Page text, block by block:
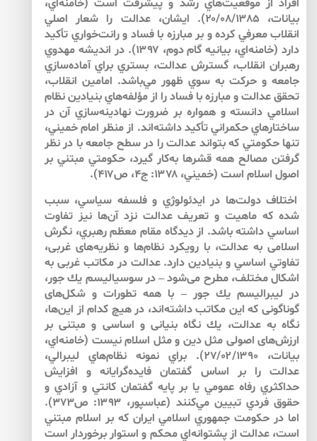
افراد از موقعيت‌هاي رشد و پيشرفت است (خامنه‌اي،
بيانات، ۲۰/۰۸/۱۳۸۵). ايشان، عدالت را شعار اصلي
انقلاب معرفي كرده و بر مبارزه با فساد و رانت‌خواري تأكيد
دارد (خامنه‌اي، بيانيه گام دوم، ۱۳۹۷). در انديشه مهدوي
رهبران انقلاب، گسترش عدالت، بستري براي آماده‌سازي
جامعه و حركت به سوي ظهور مي‌باشد. امامين انقلاب،
تحقق عدالت و مبارزه با فساد را از مؤلفه‌هاي بنيادين نظام
اسلامي دانسته و همواره بر ضرورت نهادينه‌سازي آن در
ساختارهاي حكمراني تأكيد داشته‌اند. از منظر امام خميني،
تنها حكومتي كه بتواند عدالت را در سطح جامعه با در نظر
گرفتن مصالح همه قشرها به‌كار گيرد، حكومتي مبتني بر
اصول اسلام است (خميني، ۱۳۷۸: ج۴، ص۴۱۷).
اختلاف دولت‌ها در ايدئولوژي و فلسفه سياسي، سبب
شده كه ماهيت و تعريف عدالت نزد آن‌ها نيز تفاوت
اساسي داشته باشد. از ديدگاه مقام معظم رهبري، نگرش
اسلامى به عدالت، با رويكرد نظام‌ها و نظريه‌هاى غربى،
تفاوتي اساسي و بنيادين دارد. عدالت در مكاتب غربى به
اشكال مختلف، مطرح مى‌شود – در سوسياليسم يك جور،
در ليبراليسم يك جور – با همه‌ تطورات و شكل‌هاى
گوناگونى كه اين مكاتب داشته‌اند، در هيچ‌ كدام از اين‌ها،
نگاه به عدالت، يك نگاه بنيانى و اساسى و مبتنى بر
ارزش‌هاى اصولى مثل دين و مثل اسلام نيست (خامنه‌اي،
بيانات، ۲۷/۰۲/۱۳۹۰). براي نمونه نظام‌هاي ليبرالي،
عدالت را بر اساس گفتمان فايده‌گرايانه و افزايش
حداكثري رفاه عمومي يا بر پايه گفتمان كانتي و آزادي و
حقوق فردي تبيين مي‌كنند (عباسپور، ۱۳۹۳: ص۳۷۳).
اما در حكومت جمهوري اسلامي ايران كه بر اسلام مبتني
است، عدالت از پشتوانه‌‌اي محكم و استوار برخوردار است